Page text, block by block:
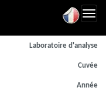
Laboratoire d'analyse
Cuvée
Année